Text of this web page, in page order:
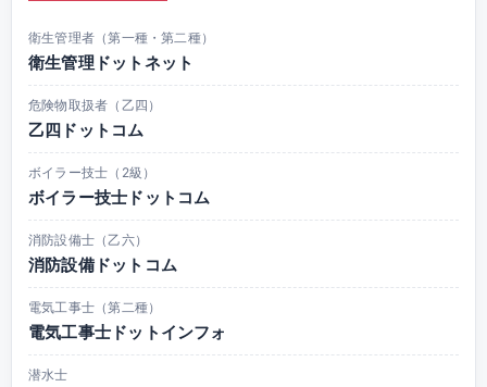
衛生管理者（第一種・第二種）
衛生管理ドットネット
危険物取扱者（乙四）
乙四ドットコム
ボイラー技士（2級）
ボイラー技士ドットコム
消防設備士（乙六）
消防設備ドットコム
電気工事士（第二種）
電気工事士ドットインフォ
潜水士